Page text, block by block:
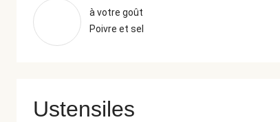
à votre goût
Poivre et sel
Ustensiles